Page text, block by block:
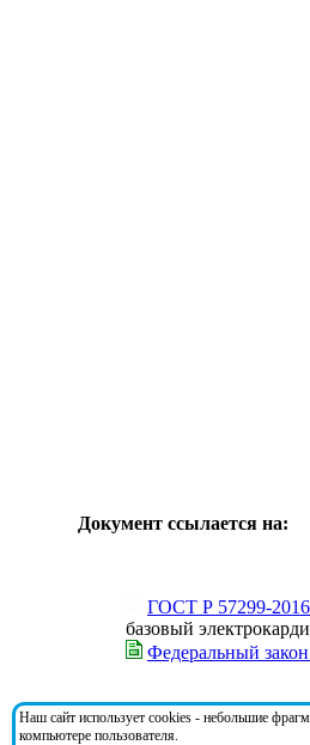
Документ ссылается на:
ГОСТ Р 57299-2016
базовый
Федеральный
На документ ссылаются:
Наш сайт использует cookies - небольшие
компьютере пользователя.